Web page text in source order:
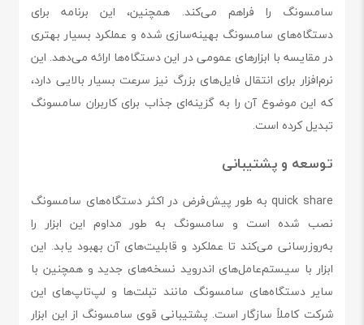
سامسونگ را فراهم می‌کند. همچنین، این برنامه برای
دستگاه‌های سامسونگ بهینه‌سازی شده و عملکرد بسیار بهتری
در مقایسه با ابزارهای عمومی در این دستگاه‌ها ارائه می‌دهد. این
نرم‌افزار برای انتقال فایل‌های بزرگ نیز سرعت بسیار بالایی دارد،
که این موضوع آن را به گزینه‌ای جذاب برای کاربران سامسونگ
تبدیل کرده است.
توسعه و پشتیبانی
quick share به طور پیش‌فرض در اکثر دستگاه‌های سامسونگ
نصب شده است و سامسونگ به طور مداوم این ابزار را
به‌روزرسانی می‌کند تا عملکرد و قابلیت‌های آن بهبود یابد. این
ابزار با سیستم‌عامل‌های اندروید نسخه‌های جدید و همچنین با
سایر دستگاه‌های سامسونگ مانند تبلت‌ها و لپ‌تاپ‌های این
شرکت کاملاً سازگار است. پشتیبانی قوی سامسونگ از این ابزار